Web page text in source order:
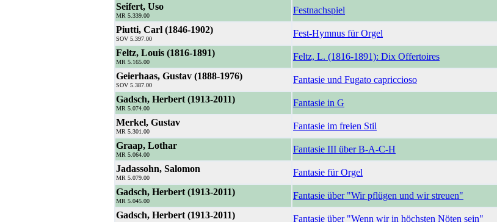
Seifert, Uso
MR 5.339.00
Festnachspiel
Piutti, Carl (1846-1902)
SOV 5.397.00
Fest-Hymnus für Orgel
Feltz, Louis (1816-1891)
MR 5.165.00
Feltz, L. (1816-1891): Dix Offertoires
Geierhaas, Gustav (1888-1976)
SOV 5.387.00
Fantasie und Fugato capriccioso
Gadsch, Herbert (1913-2011)
MR 5.074.00
Fantasie in G
Merkel, Gustav
MR 5.301.00
Fantasie im freien Stil
Graap, Lothar
MR 5.064.00
Fantasie III über B-A-C-H
Jadassohn, Salomon
MR 5.079.00
Fantasie für Orgel
Gadsch, Herbert (1913-2011)
MR 5.045.00
Fantasie über "Wir pflügen und wir streuen"
Gadsch, Herbert (1913-2011)
Fantasie über "Wenn wir in höchsten Nöten sein"